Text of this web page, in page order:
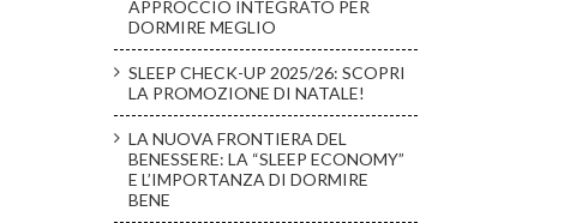
APPROCCIO INTEGRATO PER
DORMIRE MEGLIO
SLEEP CHECK-UP 2025/26: SCOPRI
LA PROMOZIONE DI NATALE!
LA NUOVA FRONTIERA DEL
BENESSERE: LA “SLEEP ECONOMY”
E L’IMPORTANZA DI DORMIRE
BENE